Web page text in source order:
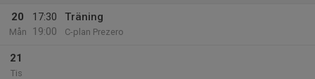
20
Mån
17:30
19:00
Träning
C-plan Prezero
21
Tis